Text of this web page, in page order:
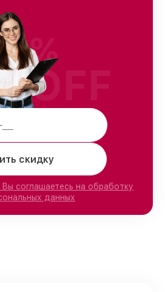
скидку
Вы соглашаетесь на обработку
данных
%
OFF